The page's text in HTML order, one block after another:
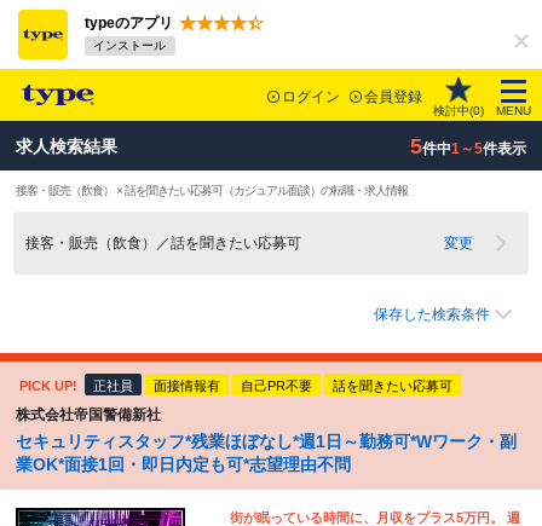
typeのアプリ
インストール
ログイン 会員登録
検討中(0) MENU
求人検索結果 5件中1～5件表示
接客・販売（飲食） × 話を聞きたい応募可（カジュアル面談）の転職・求人情報
接客・販売（飲食）／話を聞きたい応募可 変更
保存した検索条件
PICK UP! 正社員 面接情報有 自己PR不要 話を聞きたい応募可
株式会社帝国警備新社
セキュリティスタッフ*残業ほぼなし*週1日～勤務可*Wワーク・副
業OK*面接1回・即日内定も可*志望理由不問
街が眠っている時間に、月収をプラス5万円。 週